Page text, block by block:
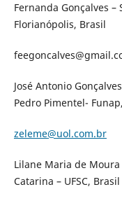
Fernanda Gonçalves
Florianópolis, Brasil
José Antonio
Pedro Pimentel-
zeleme@uol.com.br
Lilane Maria de
Catarina – UFSC, Brasil